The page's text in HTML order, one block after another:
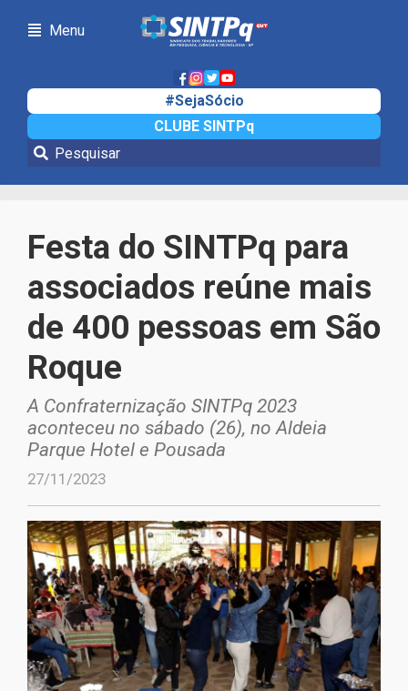
Menu
#SejaSócio
CLUBE SINTPq
Notícias
Festa do SINTPq para
associados reúne mais
de 400 pessoas em São
Roque
A Confraternização SINTPq 2023
aconteceu no sábado (26), no Aldeia
Parque Hotel e Pousada
27/11/2023